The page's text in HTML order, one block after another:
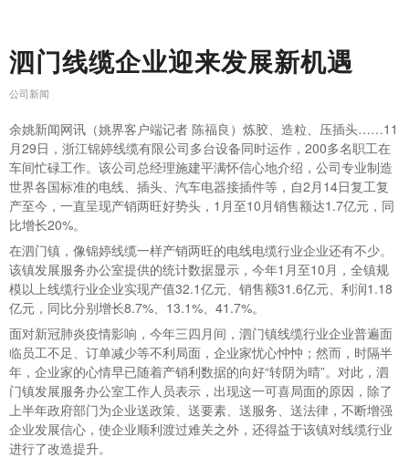
泗门线缆企业迎来发展新机遇
公司新闻
余姚新闻网讯（姚界客户端记者 陈福良）炼胶、造粒、压插头……11
月29日，浙江锦婷线缆有限公司多台设备同时运作，200多名职工在
车间忙碌工作。该公司总经理施建平满怀信心地介绍，公司专业制造
世界各国标准的电线、插头、汽车电器接插件等，自2月14日复工复
产至今，一直呈现产销两旺好势头，1月至10月销售额达1.7亿元，同
比增长20%。
在泗门镇，像锦婷线缆一样产销两旺的电线电缆行业企业还有不少。
该镇发展服务办公室提供的统计数据显示，今年1月至10月，全镇规
模以上线缆行业企业实现产值32.1亿元、销售额31.6亿元、利润1.18
亿元，同比分别增长8.7%、13.1%、41.7%。
面对新冠肺炎疫情影响，今年三四月间，泗门镇线缆行业企业普遍面
临员工不足、订单减少等不利局面，企业家忧心忡忡；然而，时隔半
年，企业家的心情早已随着产销利数据的向好“转阴为晴”。对此，泗
门镇发展服务办公室工作人员表示，出现这一可喜局面的原因，除了
上半年政府部门为企业送政策、送要素、送服务、送法律，不断增强
企业发展信心，使企业顺利渡过难关之外，还得益于该镇对线缆行业
进行了改造提升。